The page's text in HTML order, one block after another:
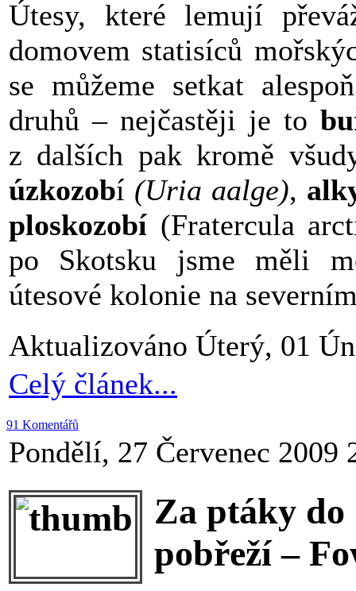
Útesy, které lemují
domovem statisíců
se můžeme setkat
druhů – nejčastěji je to
z dalších pak kromě
úzkozobí (Uria aalge),
ploskozobí (Fratercula
po Skotsku jsme měli
útesové kolonie na
Aktualizováno Úterý, 01
Celý článek...
91 Komentářů
Pondělí, 27 Červenec 2009
Za ptáky
pobřeží –